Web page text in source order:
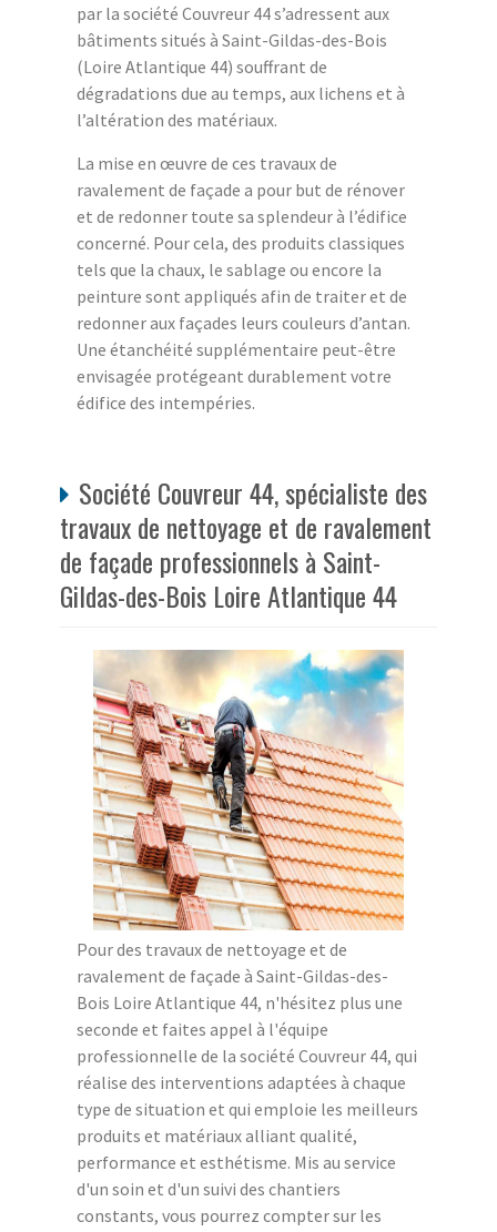
par la société Couvreur 44 s’adressent aux
bâtiments situés à Saint-Gildas-des-Bois
(Loire Atlantique 44) souffrant de
dégradations due au temps, aux lichens et à
l’altération des matériaux.
La mise en œuvre de ces travaux de
ravalement de façade a pour but de rénover
et de redonner toute sa splendeur à l’édifice
concerné. Pour cela, des produits classiques
tels que la chaux, le sablage ou encore la
peinture sont appliqués afin de traiter et de
redonner aux façades leurs couleurs d’antan.
Une étanchéité supplémentaire peut-être
envisagée protégeant durablement votre
édifice des intempéries.
Société Couvreur 44, spécialiste des
travaux de nettoyage et de ravalement
de façade professionnels à Saint-
Gildas-des-Bois Loire Atlantique 44
Pour des travaux de nettoyage et de
ravalement de façade à Saint-Gildas-des-
Bois Loire Atlantique 44, n'hésitez plus une
seconde et faites appel à l'équipe
professionnelle de la société Couvreur 44, qui
réalise des interventions adaptées à chaque
type de situation et qui emploie les meilleurs
produits et matériaux alliant qualité,
performance et esthétisme. Mis au service
d'un soin et d'un suivi des chantiers
constants, vous pourrez compter sur les